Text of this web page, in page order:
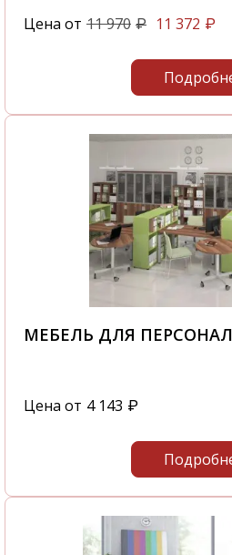
Цена от 11 970 ₽ 11 372 ₽
МЕБЕЛЬ ДЛЯ
Цена от 4 143 ₽